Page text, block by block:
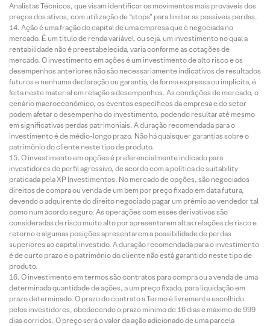
Analistas Técnicos, que visam identificar os movimentos mais prováveis dos
preços dos ativos, com utilização de “stops” para limitar as possíveis perdas.
Ação é uma fração do capital de uma empresa que é negociada no
mercado. É um título de renda variável, ou seja, um investimento no qual a
rentabilidade não é preestabelecida, varia conforme as cotações de
mercado. O investimento em ações é um investimento de alto risco e os
desempenhos anteriores não são necessariamente indicativos de resultados
futuros e nenhuma declaração ou garantia, de forma expressa ou implícita, é
feita neste material em relação a desempenhos. As condições de mercado, o
cenário macroeconômico, os eventos específicos da empresa e do setor
podem afetar o desempenho do investimento, podendo resultar até mesmo
em significativas perdas patrimoniais. A duração recomendada para o
investimento é de médio-longo prazo. Não há quaisquer garantias sobre o
patrimônio do cliente neste tipo de produto.
O investimento em opções é preferencialmente indicado para
investidores de perfil agressivo, de acordo com a política de suitability
praticada pela XP Investimentos. No mercado de opções, são negociados
direitos de compra ou venda de um bem por preço fixado em data futura,
devendo o adquirente do direito negociado pagar um prêmio ao vendedor tal
como num acordo seguro. As operações com esses derivativos são
consideradas de risco muito alto por apresentarem altas relações de risco e
retorno e algumas posições apresentarem a possibilidade de perdas
superiores ao capital investido. A duração recomendada para o investimento
é de curto prazo e o patrimônio do cliente não está garantido neste tipo de
produto.
O investimento em termos são contratos para compra ou a venda de uma
determinada quantidade de ações, a um preço fixado, para liquidação em
prazo determinado. O prazo do contrato a Termo é livremente escolhido
pelos investidores, obedecendo o prazo mínimo de 16 dias e máximo de 999
dias corridos. O preço será o valor da ação adicionado de uma parcela